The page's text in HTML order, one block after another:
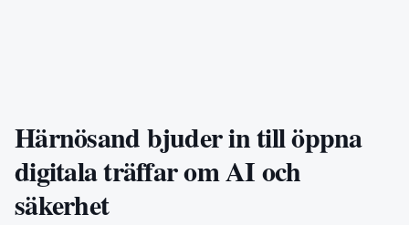
Härnösand bjuder in till öppna
digitala träffar om AI och
säkerhet